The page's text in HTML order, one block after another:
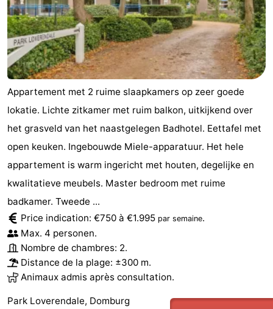
Appartement met 2 ruime slaapkamers op zeer goede
lokatie. Lichte zitkamer met ruim balkon, uitkijkend over
het grasveld van het naastgelegen Badhotel. Eettafel met
open keuken. Ingebouwde Miele-apparatuur. Het hele
appartement is warm ingericht met houten, degelijke en
kwalitatieve meubels. Master bedroom met ruime
badkamer. Tweede ...
Price indication: €750 à €1.995 par semaine.
Max. 4 personen.
Nombre de chambres: 2.
Distance de la plage: ±300 m.
Animaux admis après consultation.
Park Loverendale, Domburg